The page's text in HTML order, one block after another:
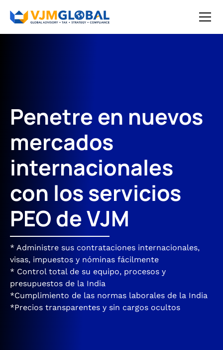
Penetre en nuevos
mercados
internacionales
con los servicios
PEO de VJM
* Administre sus contrataciones internacionales,
visas, impuestos y nóminas fácilmente
* Control total de su equipo, procesos y
presupuestos de la India
*Cumplimiento de las normas laborales de la India
*Precios transparentes y sin cargos ocultos